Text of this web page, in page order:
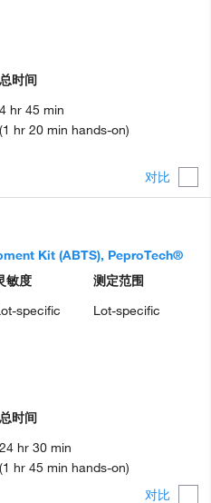
对比
总时间
4 hr 45 min
(1 hr 20 min hands-on)
对比
Kit (ABTS), PeproTech®
敏度
specific
测定范围
Lot-specific
总时间
24 hr 30 min
(1 hr 45 min hands-on)